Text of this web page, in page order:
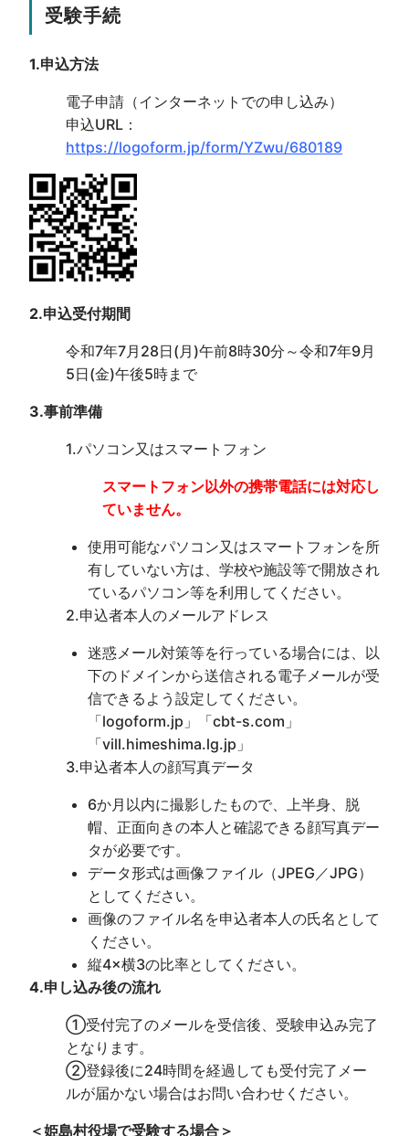
受験手続
1.申込方法
電子申請（インターネットでの申し込み）
申込URL：
https://logoform.jp/form/YZwu/680189
2.申込受付期間
令和7年7月28日(月)午前8時30分～令和7年9月
5日(金)午後5時まで
3.事前準備
1.パソコン又はスマートフォン
スマートフォン以外の携帯電話には対応し
ていません。
使用可能なパソコン又はスマートフォンを所
有していない方は、学校や施設等で開放され
ているパソコン等を利用してください。
2.申込者本人のメールアドレス
迷惑メール対策等を行っている場合には、以
下のドメインから送信される電子メールが受
信できるよう設定してください。
「logoform.jp」「cbt-s.com」
「vill.himeshima.lg.jp」
3.申込者本人の顔写真データ
6か月以内に撮影したもので、上半身、脱
帽、正面向きの本人と確認できる顔写真デー
タが必要です。
データ形式は画像ファイル（JPEG／JPG）
としてください。
画像のファイル名を申込者本人の氏名として
ください。
縦4×横3の比率としてください。
4.申し込み後の流れ
①受付完了のメールを受信後、受験申込み完了
となります。
②登録後に24時間を経過しても受付完了メー
ルが届かない場合はお問い合わせください。
＜姫島村役場で受験する場合＞